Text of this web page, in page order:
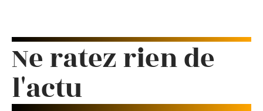
Ne ratez rien de
l'actu